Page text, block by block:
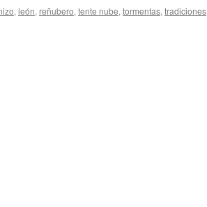
, león, reñubero, tente nube, tormentas, tradiciones